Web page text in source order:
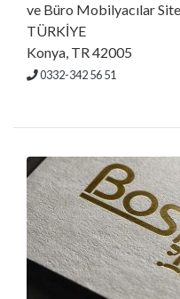
ve Büro Mobilyacılar
TÜRKİYE
Konya, TR 42005
0332-342 56 51